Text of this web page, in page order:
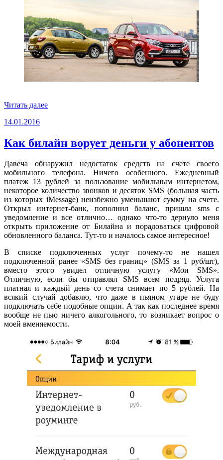
Читать далее«Возня
XRAY»
Опубликовано
14.01.2016
Как билайн ворует деньги у абонентов
Давеча обнаружил недостаток средств на счете своего
мобильного телефона. Ничего особенного. Ежедневный
платеж 13 рублей за пользование мобильным интернетом,
некоторое количество звонков и десяток SMS (большая часть
из которых iMessage) неизбежно уменьшают сумму на счете.
Открыл интернет-банк, пополнил баланс, пришла sms с
уведомление и все отлично… однако что-то дернуло меня
открыть приложение от Билайна и порадоваться цифровой
обновленного баланса. Тут-то и началось самое интересное!
В списке подключенных услуг почему-то не нашел
подключенной ранее «SMS без границ» (SMS за 1 руб/шт),
вместо этого увидел отличную услугу «Мои SMS».
Отличную, если бы отправлял SMS всем подряд. Услуга
платная и каждый день со счета снимает по 5 рублей. На
всякий случай добавлю, что даже в пьяном угаре не буду
подключать себе подобные опции. А так как последнее время
вообще не пью ничего алкогольного, то возникает вопрос о
моей вменяемости.